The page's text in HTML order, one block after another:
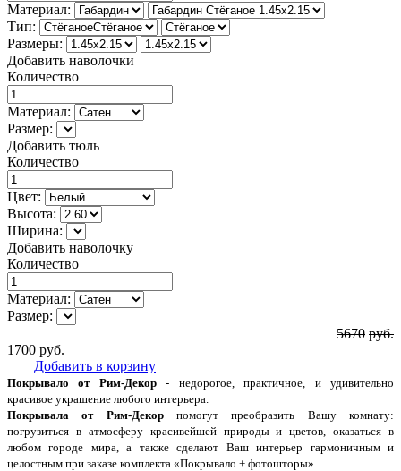
Материал:
Тип:
Размеры:
Добавить наволочки
Количество
Материал:
Размер:
Добавить тюль
Количество
Цвет:
Высота:
Ширина:
Добавить наволочку
Количество
Материал:
Размер:
5670 руб.
1700 руб.
Добавить в корзину
Покрывало от Рим-Декор- недорогое, практичное, и удивительно
красивое украшение любого интерьера.
Покрывала от Рим-Декорпомогут преобразить Вашу комнату:
погрузиться в атмосферу красивейшей природы и цветов, оказаться в
любом городе мира, а также сделают Ваш интерьер гармоничным и
целостным при заказе комплекта «Покрывало + фотошторы».